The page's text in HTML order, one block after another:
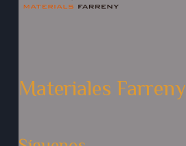
Materiales Farreny